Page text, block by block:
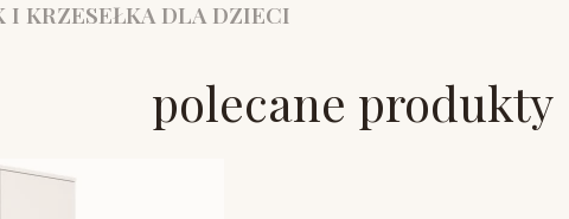
I KRZESEŁKA DLA DZIECI
polecane produkty